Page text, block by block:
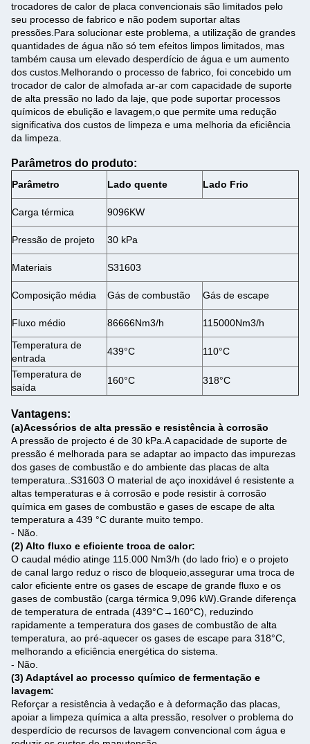
trocadores de calor de placa convencionais são limitados pelo
seu processo de fabrico e não podem suportar altas
pressões.Para solucionar este problema, a utilização de grandes
quantidades de água não só tem efeitos limpos limitados, mas
também causa um elevado desperdício de água e um aumento
dos custos.Melhorando o processo de fabrico, foi concebido um
trocador de calor de almofada ar-ar com capacidade de suporte
de alta pressão no lado da laje, que pode suportar processos
químicos de ebulição e lavagem,o que permite uma redução
significativa dos custos de limpeza e uma melhoria da eficiência
da limpeza.
Parâmetros do produto:
Parâmetro Lado quente Lado Frio
Carga térmica 9096KW
Pressão de projeto 30 kPa
Materiais S31603
Composição média Gás de combustão Gás de escape
Fluxo médio 86666Nm3/h
115000Nm3/h
Temperatura de
entrada
439°C 110°C
Temperatura de
saída
160°C 318°C
Vantagens:
(a)Acessórios de alta pressão e resistência à corrosão
A pressão de projecto é de 30 kPa.A capacidade de suporte de
pressão é melhorada para se adaptar ao impacto das impurezas
dos gases de combustão e do ambiente das placas de alta
temperatura.. S31603 O material de aço inoxidável é resistente a
altas temperaturas e à corrosão e pode resistir à corrosão
química em gases de combustão e gases de escape de alta
temperatura a 439 °C durante muito tempo.
- Não.
(2) Alto fluxo e eficiente troca de calor:
O caudal médio atinge 115.000 Nm3/h (do lado frio) e o projeto
de canal largo reduz o risco de bloqueio,assegurar uma troca de
calor eficiente entre os gases de escape de grande fluxo e os
gases de combustão (carga térmica 9,096 kW). Grande diferença
de temperatura de entrada (439°C→160°C), reduzindo
rapidamente a temperatura dos gases de combustão de alta
temperatura, ao pré-aquecer os gases de escape para 318°C,
melhorando a eficiência energética do sistema.
- Não.
(3) Adaptável ao processo químico de fermentação e
lavagem:
Reforçar a resistência à vedação e à deformação das placas,
apoiar a limpeza química a alta pressão, resolver o problema do
desperdício de recursos de lavagem convencional com água e